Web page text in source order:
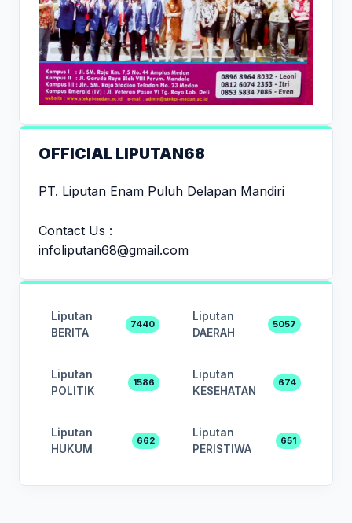
OFFICIAL LIPUTAN68
PT. Liputan Enam Puluh Delapan Mandiri
Contact Us :
infoliputan68@gmail.com
Liputan
BERITA
7440
Liputan
DAERAH
5057
Liputan
POLITIK
1586
Liputan
KESEHATAN
674
Liputan
HUKUM
662
Liputan
PERISTIWA
651